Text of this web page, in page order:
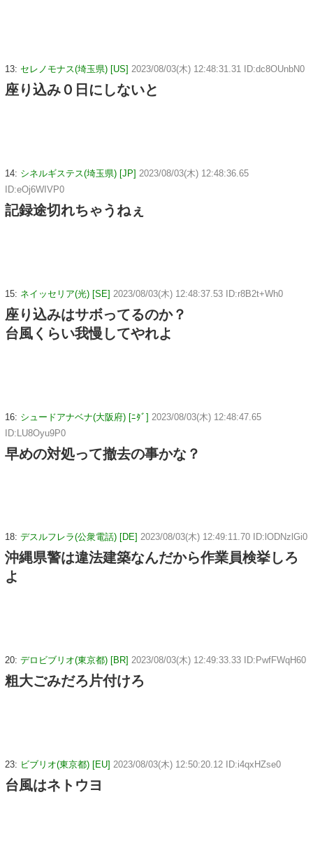
13: セレノモナス(埼玉県) [US] 2023/08/03(木) 12:48:31.31 ID:dc8OUnbN0
座り込み０日にしないと
14: シネルギステス(埼玉県) [JP] 2023/08/03(木) 12:48:36.65
ID:eOj6WIVP0
記録途切れちゃうねぇ
15: ネイッセリア(光) [SE] 2023/08/03(木) 12:48:37.53 ID:r8B2t+Wh0
座り込みはサボってるのか？
台風くらい我慢してやれよ
16: シュードアナベナ(大阪府) [ﾆﾀﾞ] 2023/08/03(木) 12:48:47.65
ID:LU8Oyu9P0
早めの対処って撤去の事かな？
18: デスルフレラ(公衆電話) [DE] 2023/08/03(木) 12:49:11.70 ID:lODNzlGi0
沖縄県警は違法建築なんだから作業員検挙しろ
よ
20: デロビブリオ(東京都) [BR] 2023/08/03(木) 12:49:33.33 ID:PwfFWqH60
粗大ごみだろ片付けろ
23: ビブリオ(東京都) [EU] 2023/08/03(木) 12:50:20.12 ID:i4qxHZse0
台風はネトウヨ